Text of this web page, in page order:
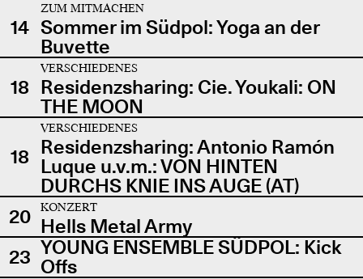
14
ZUM MITMACHEN
Sommer im Südpol: Yoga an der
Buvette
18
VERSCHIEDENES
Residenzsharing: Cie. Youkali: ON
THE MOON
18
VERSCHIEDENES
Residenzsharing: Antonio Ramón
Luque u.v.m.: VON HINTEN
DURCHS KNIE INS AUGE (AT)
20
KONZERT
Hells Metal Army
23 YOUNG ENSEMBLE SÜDPOL: Kick
Offs